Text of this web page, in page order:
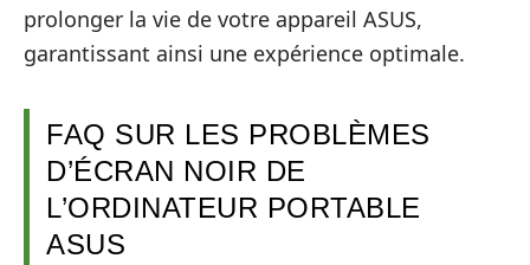
prolonger la vie de votre appareil ASUS,
garantissant ainsi une expérience optimale.
FAQ SUR LES PROBLÈMES
D’ÉCRAN NOIR DE
L’ORDINATEUR PORTABLE
ASUS